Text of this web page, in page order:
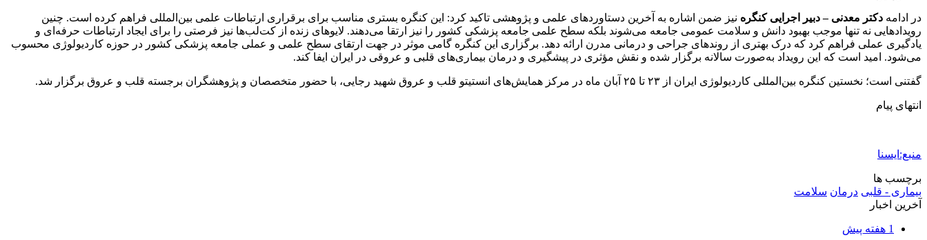
در ادامه دکتر معدنی – دبیر اجرایی کنگره نیز ضمن اشاره به آخرین دستاوردهای علمی و پژوهشی تاکید کرد: این کنگره بستری مناسب برای برقراری ارتباطات علمی بین‌المللی فراهم کرده است. چنین
رویدادهایی نه تنها موجب بهبود دانش و سلامت عمومی جامعه می‌شوند بلکه سطح علمی جامعه پزشکی کشور را نیز ارتقا می‌دهند. لایوهای زنده از کت‌لب‌ها نیز فرصتی را برای ایجاد ارتباطات حرفه‌ای و
یادگیری عملی فراهم کرد که درک بهتری از روندهای جراحی و درمانی مدرن ارائه دهد. برگزاری این کنگره گامی موثر در جهت ارتقای سطح علمی و عملی جامعه پزشکی کشور در حوزه کاردیولوژی محسوب
می‌شود. امید است که این رویداد به‌صورت سالانه برگزار شده و نقش مؤثری در پیشگیری و درمان بیماری‌های قلبی و عروقی در ایران ایفا کند.
گفتنی است؛ نخستین کنگره بین‌المللی کاردیولوژی ایران از ۲۳ تا ۲۵ آبان ماه در مرکز همایش‌های انستیتو قلب و عروق شهید رجایی، با حضور متخصصان و پژوهشگران برجسته قلب و عروق برگزار شد.
انتهای پیام
منبع:ایسنا
برچسب ها
بیماری - قلبی درمان سلامت
آخرین اخبار
1 هفته پیش